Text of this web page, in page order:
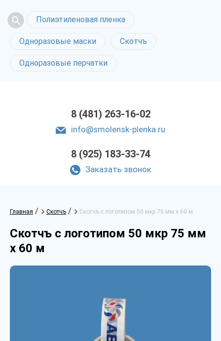
Полиэтиленовая пленка
Одноразовые маски Скотчъ
Одноразовые перчатки
8 (481) 263-16-02
info@smolensk-plenka.ru
8 (925) 183-33-74
Заказать звонок
Главная / Скотчъ / Скотчъ с логотипом 50 мкр 75 мм х 60 м
Скотчъ с логотипом 50 мкр 75 мм
х 60 м